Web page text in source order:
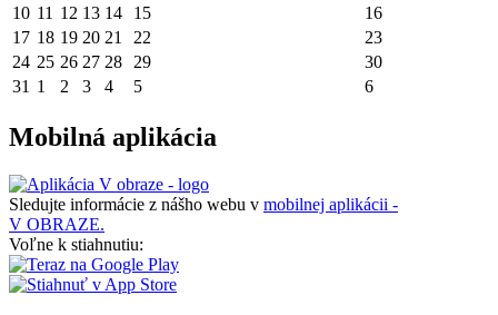
10 11 12 13 14 15
16
17 18 19 20 21 22
23
24 25 26 27 28 29
30
31 1 2 3 4 5 6
Mobilná aplikácia
Sledujte informácie z nášho webu v mobilnej aplikácii -
V OBRAZE.
Voľne k stiahnutiu: